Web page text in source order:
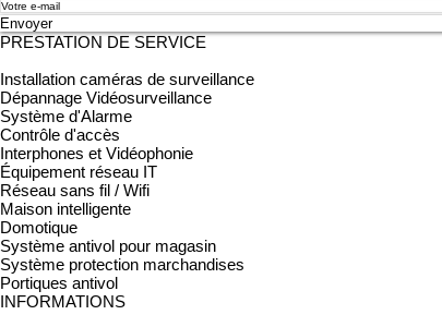
Envoyer
PRESTATION DE SERVICE
Installation caméras de surveillance
Dépannage Vidéosurveillance
Système d'Alarme
Contrôle d'accès
Interphones et Vidéophonie
Équipement réseau IT
Réseau sans fil / Wifi
Maison intelligente
Domotique
Système antivol pour magasin
Système protection marchandises
Portiques antivol
INFORMATIONS